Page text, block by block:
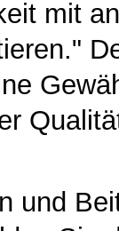
mit
und